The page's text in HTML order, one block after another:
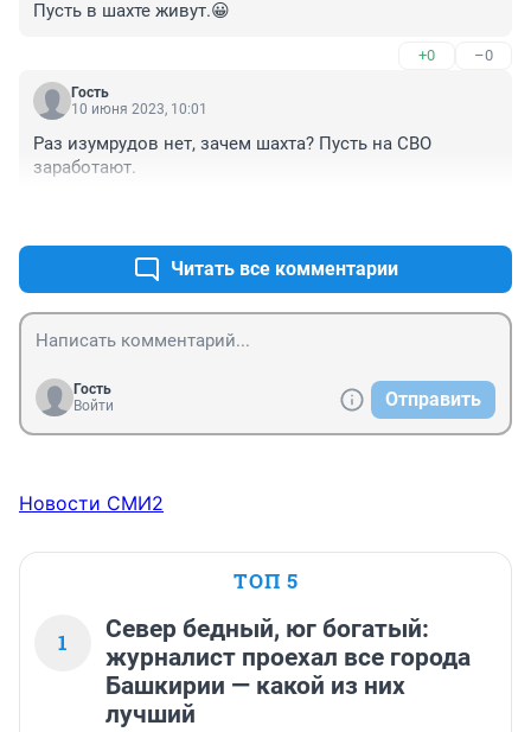
Пусть в шахте живут.😀
+0 –0
Гость
10 июня 2023, 10:01
Раз изумрудов нет, зачем шахта? Пусть на СВО
заработают.
Читать все комментарии
Гость
Войти
Отправить
Новости СМИ2
ТОП 5
1
Север бедный, юг богатый:
журналист проехал все города
Башкирии — какой из них
лучший